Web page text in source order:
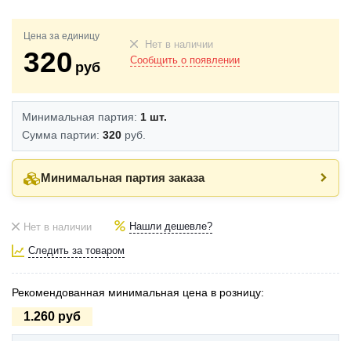
Цена за единицу
320 руб
Нет в наличии
Сообщить о появлении
Минимальная партия: 1 шт.
Сумма партии: 320 руб.
Минимальная партия заказа
Нет в наличии Нашли дешевле?
Следить за товаром
Рекомендованная минимальная цена в розницу:
1.260 руб